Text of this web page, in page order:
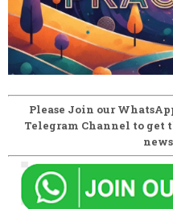
Please Join our
Telegram Channel to get